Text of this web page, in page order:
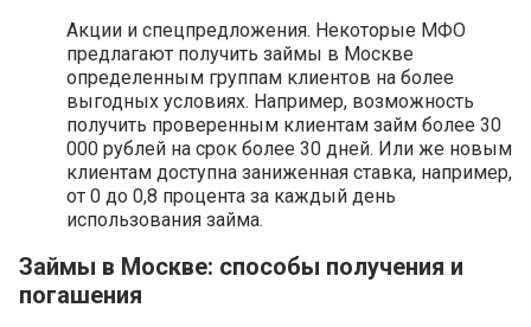
Акции и спецпредложения. Некоторые МФО
предлагают получить займы в Москве
определенным группам клиентов на более
выгодных условиях. Например, возможность
получить проверенным клиентам займ более 30
000 рублей на срок более 30 дней. Или же новым
клиентам доступна заниженная ставка, например,
от 0 до 0,8 процента за каждый день
использования займа.
Займы в Москве: способы получения и
погашения